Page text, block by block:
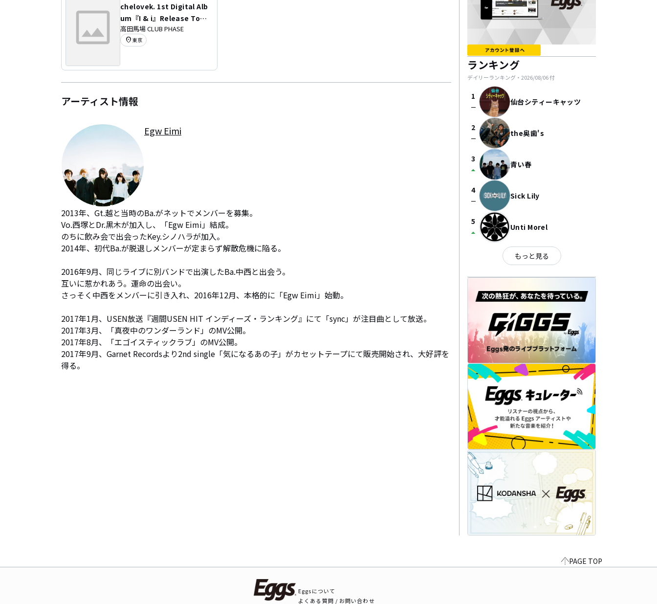
chelovek. 1st Digital Alb
um『I & i』Release Tour
Starting Event “「 」 &
i”
高田馬場 CLUB PHASE
location_on 東京
アーティスト情報
Egw Eimi
2013年、Gt.越と当時のBa.がネットでメンバーを募集。
Vo.西塚とDr.黒木が加入し、「Egw Eimi」結成。
のちに飲み会で出会ったKey.シノハラが加入。
2014年、初代Ba.が脱退しメンバーが定まらず解散危機に陥る。
2016年9月、同じライブに別バンドで出演したBa.中西と出会う。
互いに惹かれあう。運命の出会い。
さっそく中西をメンバーに引き入れ、2016年12月、本格的に「Egw Eimi」始動。
2017年1月、USEN放送『週間USEN HIT インディーズ・ランキング』にて「sync」が注目曲として放送。
2017年3月、「真夜中のワンダーランド」のMV公開。
2017年8月、「エゴイスティックラブ」のMV公開。
2017年9月、Garnet Recordsより2nd single「気になるあの子」がカセットテープにて販売開始され、大好評を
得る。
ランキング
デイリーランキング・ 2026/08/06付
1
check_indeterminate_small 仙台シティーキャッツ
2
check_indeterminate_small the奥歯's
3
arrow_drop_up 青い春
4
check_indeterminate_small Sick Lily
5
arrow_drop_up Unti Morel
もっと見る
PAGE TOP
Eggsについて
よくある質問 / お問い合わせ